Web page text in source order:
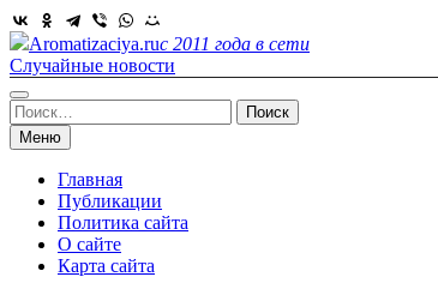
Skip
to
content
Aromatizaciya.ruс 2011 года в сети
Случайные новости
Найти:
Меню
Главная
Публикации
Политика сайта
О сайте
Карта сайта